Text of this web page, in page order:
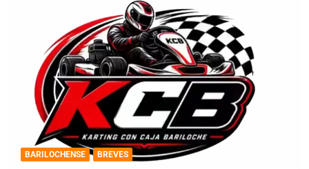
BARILOCHENSE BREVES